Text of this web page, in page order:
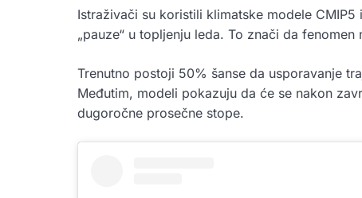
Istraživači su koristili klimatske modele
„pauze“ u topljenju leda. To znači da
Trenutno postoji 50% šanse da usporavanje
Međutim, modeli pokazuju da će se nakon
dugoročne prosečne stope.